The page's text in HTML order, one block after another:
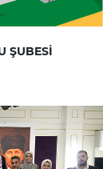
ŞUBESİ